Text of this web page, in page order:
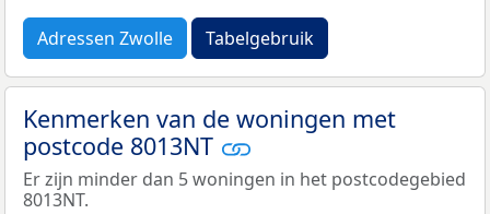
Adressen Zwolle Tabelgebruik
Kenmerken van de woningen met
postcode 8013NT
Er zijn minder dan 5 woningen in het postcodegebied
8013NT.